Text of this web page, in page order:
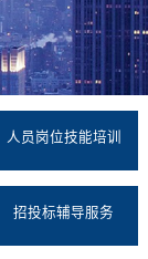
人员岗位技能培训
招投标辅导服务